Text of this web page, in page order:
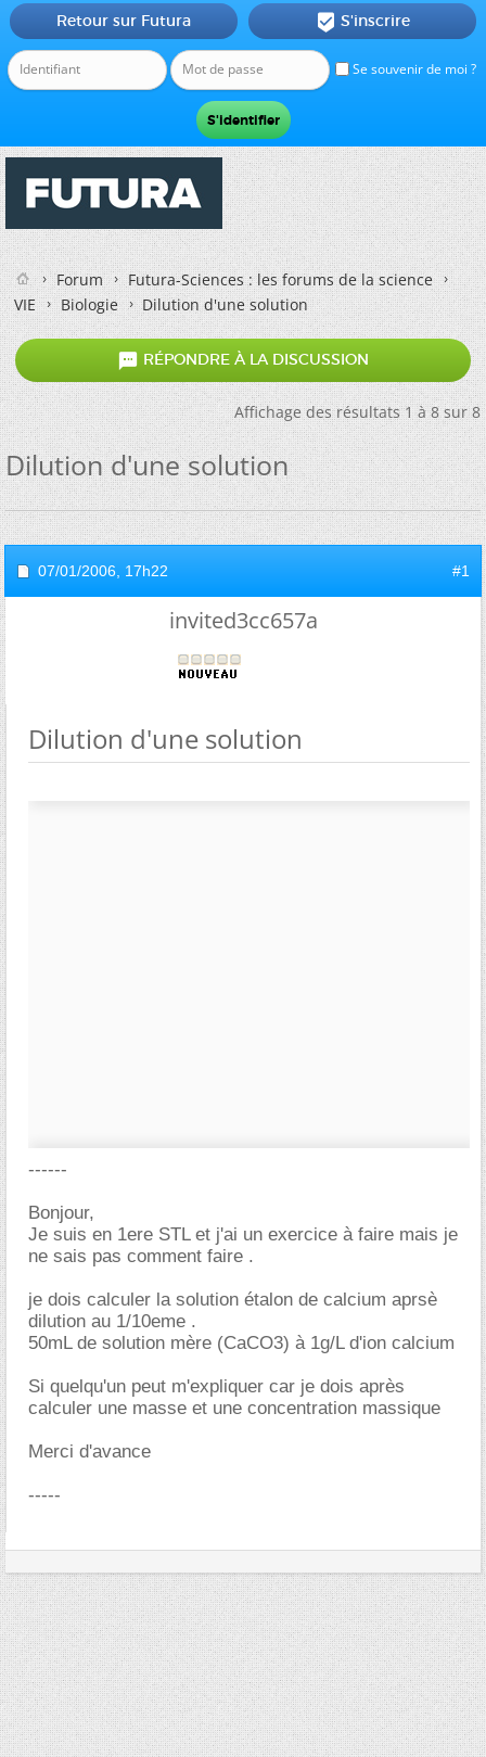
Se souvenir de moi ?
Retour sur Futura  S'inscrire
Forum
Futura-Sciences : les forums de la science
VIE
Biologie Dilution d'une solution
 RÉPONDRE À LA DISCUSSION
Affichage des résultats 1 à 8 sur 8
Dilution d'une solution
07/01/2006, 17h22 #1
invited3cc657a
Dilution d'une solution
------
Bonjour,
Je suis en 1ere STL et j'ai un exercice à faire mais je
ne sais pas comment faire .
je dois calculer la solution étalon de calcium aprsè
dilution au 1/10eme .
50mL de solution mère (CaCO3) à 1g/L d'ion calcium
Si quelqu'un peut m'expliquer car je dois après
calculer une masse et une concentration massique
Merci d'avance
-----